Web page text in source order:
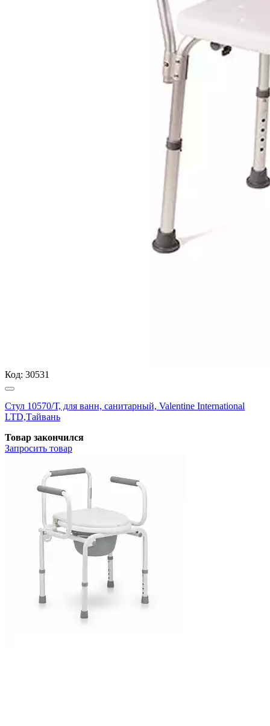
Код: 30531
Стул 10570/Т, для ванн, санитарный, Valentine International
LTD,Тайвань
Товар закончился
Запросить товар